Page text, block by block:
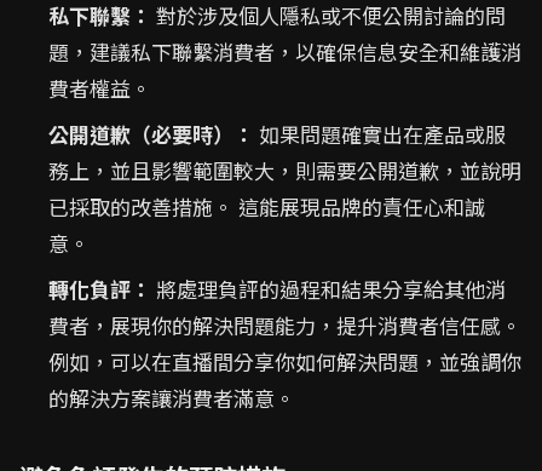
私下聯繫： 對於涉及個人隱私或不便公開討論的問
題，建議私下聯繫消費者，以確保信息安全和維護消
費者權益。
公開道歉（必要時）： 如果問題確實出在產品或服
務上，並且影響範圍較大，則需要公開道歉，並說明
已採取的改善措施。 這能展現品牌的責任心和誠
意。
轉化負評： 將處理負評的過程和結果分享給其他消
費者，展現你的解決問題能力，提升消費者信任感。
例如，可以在直播間分享你如何解決問題，並強調你
的解決方案讓消費者滿意。